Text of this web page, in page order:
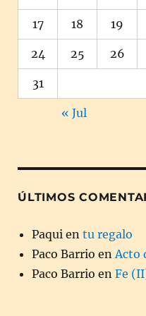
17 18 19
24 25 26
31
« Jul
ÚLTIMOS
Paqui en tu regalo
Paco Barrio en Acto
Paco Barrio en Fe